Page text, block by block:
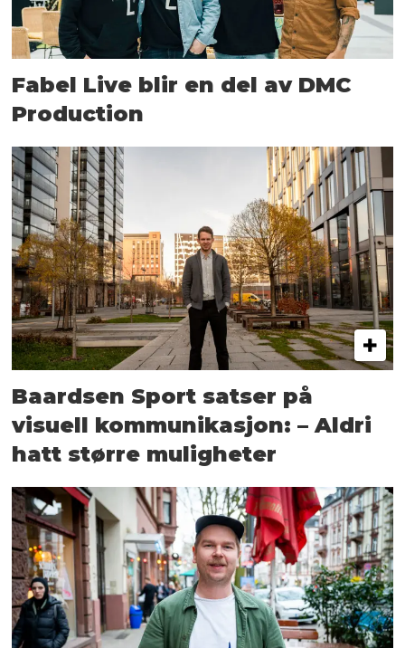
Fabel Live blir en del av DMC
Production
Baardsen Sport satser på
visuell kommunikasjon: – Aldri
hatt større muligheter